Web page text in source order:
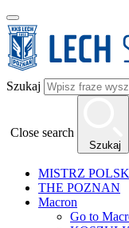
Szukaj
Close search
Szukaj
MISTRZ
THE POZNAN
Macron
Go to